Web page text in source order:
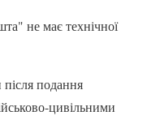
не має технічної
після подання
цивільними